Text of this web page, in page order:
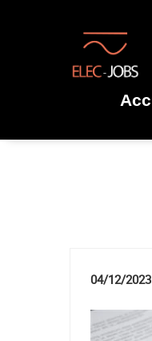
04/12/